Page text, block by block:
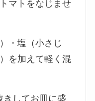
マトをなじませ
・塩（小さじ
を加えて軽く混
きしてお皿に盛